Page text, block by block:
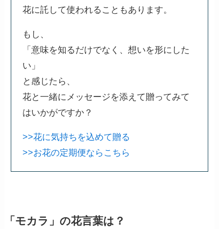
花に託して使われることもあります。
もし、
「意味を知るだけでなく、想いを形にした
い」
と感じたら、
花と一緒にメッセージを添えて贈ってみて
はいかがですか？
>>花に気持ちを込めて贈る
>>お花の定期便ならこちら
「モカラ」の花言葉は？